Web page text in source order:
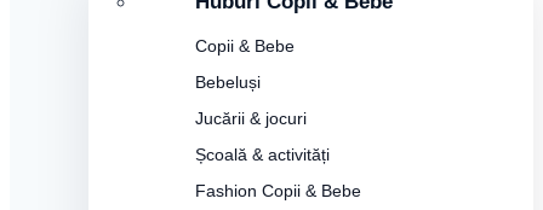
Copii & Bebe
Bebeluși
Jucării & jocuri
Școală & activități
Fashion Copii & Bebe